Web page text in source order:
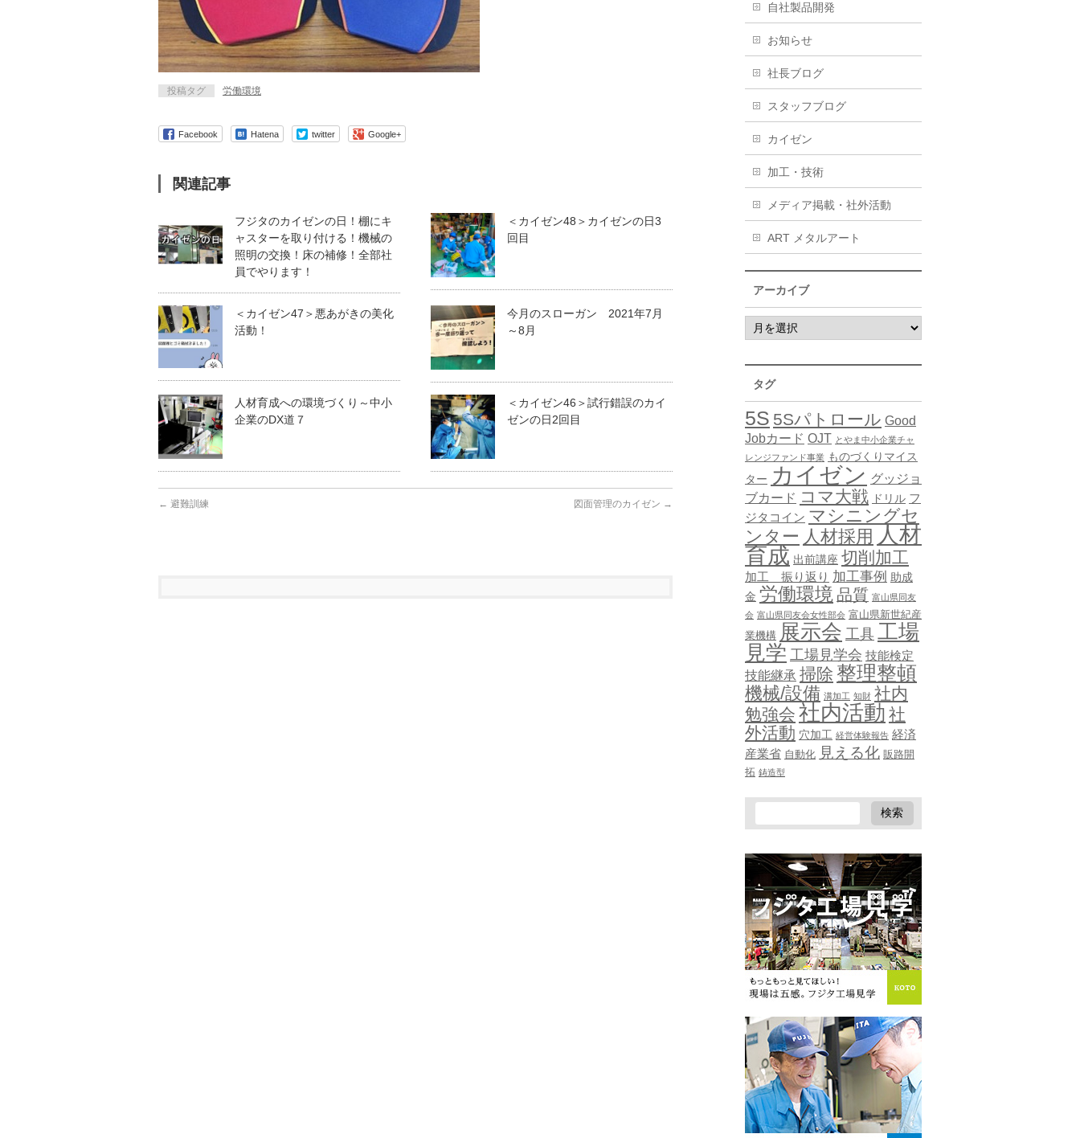
投稿タグ 労働環境
Facebook Hatena twitter Google+
関連記事
フジタのカイゼンの日！棚にキ
ャスターを取り付ける！機械の
照明の交換！床の補修！全部社
員でやります！
＜カイゼン48＞カイゼンの日3
回目
＜カイゼン47＞悪あがきの美化
活動！
今月のスローガン 2021年7月
～8月
人材育成への環境づくり～中小
企業のDX道７
＜カイゼン46＞試行錯誤のカイ
ゼンの日2回目
← 避難訓練 図面管理のカイゼン →
自社製品開発
お知らせ
社長ブログ
スタッフブログ
カイゼン
加工・技術
メディア掲載・社外活動
ART メタルアート
アーカイブ
タグ
5S 5Sパトロール Good
Jobカード OJT とやま中小企業チャ
レンジファンド事業 ものづくりマイス
ター カイゼン グッジョ
ブカード コマ大戦 ドリル フ
ジタコイン マシニングセ
ンター 人材採用 人材
育成 出前講座 切削加工
加工 振り返り 加工事例 助成
金 労働環境 品質 富山県同友
会 富山県同友会女性部会 富山県新世紀産
業機構 展示会 工具 工場
見学 工場見学会 技能検定
技能継承 掃除 整理整頓
機械/設備 溝加工 知財 社内
勉強会 社内活動 社
外活動 穴加工 経営体験報告 経済
産業省 自動化 見える化 販路開
拓 鋳造型